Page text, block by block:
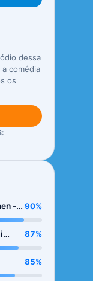
dessa
comédia
os
-
90%
87%
85%